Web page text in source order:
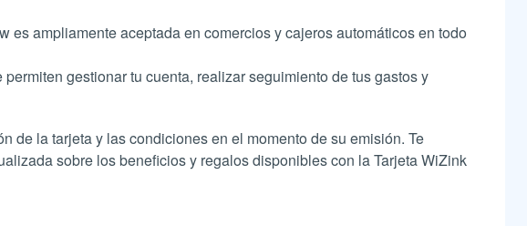
ampliamente aceptada en comercios y cajeros automáticos en todo
gestionar tu cuenta, realizar seguimiento de tus gastos y
de la tarjeta y las condiciones en el momento de su emisión. Te
sobre los beneficios y regalos disponibles con la Tarjeta WiZink